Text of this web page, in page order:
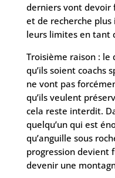
derniers vont
et de recherche
leurs limites en tant
Troisième raison : le
qu’ils soient coachs
ne vont pas
qu’ils veulent
cela reste interdit.
quelqu’un qui est
qu’anguille sous
progression devient
devenir une